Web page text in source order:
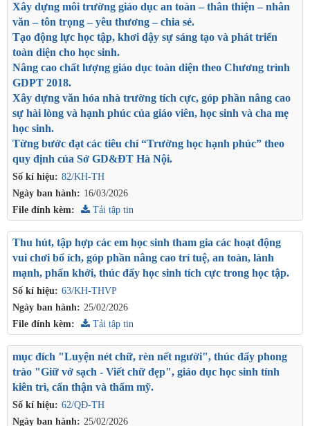
Số kí hiệu: 82/KH-TH
Ngày ban hành: 16/03/2026
Xây dựng môi trường giáo dục an toàn – thân thiện – nhân
văn – tôn trọng – yêu thương – chia sẻ.
Tạo động lực học tập, khơi dậy sự sáng tạo và phát triển
toàn diện cho học sinh.
Nâng cao chất lượng giáo dục toàn diện theo Chương trình
GDPT 2018.
Xây dựng văn hóa nhà trường tích cực, góp phần nâng cao
sự hài lòng và hạnh phúc của giáo viên, học sinh và cha mẹ
học sinh.
Từng bước đạt các tiêu chí “Trường học hạnh phúc” theo
quy định của Sở GD&ĐT Hà Nội.
File đính kèm: Tải tập tin
Số kí hiệu: 63/KH-THVP
Ngày ban hành: 25/02/2026
Thu hút, tập hợp các em học sinh tham gia các hoạt động
vui chơi bổ ích, góp phần nâng cao trí tuệ, an toàn, lành
mạnh, phấn khởi, thúc đẩy học sinh tích cực trong học tập.
File đính kèm: Tải tập tin
Số kí hiệu: 62/QĐ-TH
Ngày ban hành: 25/02/2026
mục đích "Luyện nét chữ, rèn nết người", thúc đẩy phong
trào "Giữ vở sạch - Viết chữ đẹp", giáo dục học sinh tính
kiên trì, cẩn thận và thẩm mỹ.